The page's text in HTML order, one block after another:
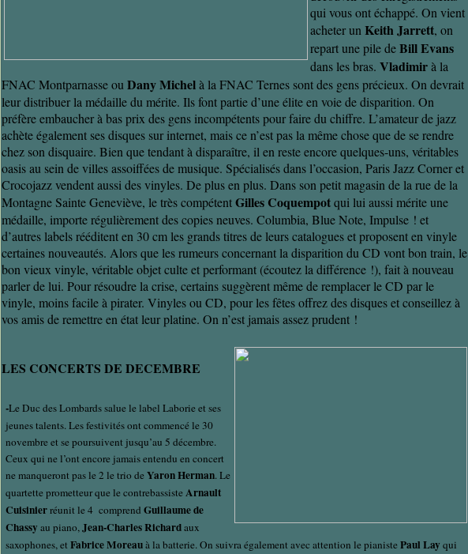
qui vous ont échappé. On vient
acheter unKeith Jarrett, on
repart une pile deBill Evans
dans les bras. Vladimirà la
FNAC Montparnasse ouDany Michelà la FNAC Ternes sont des gens précieux. On devrait
leur distribuer la médaille du mérite. Ils font partie d’une élite en voie de disparition. On
préfère embaucher à bas prix des gens incompétents pour faire du chiffre. L’amateur de jazz
achète également ses disques sur internet, mais ce n’est pas la même chose que de se rendre
chez son disquaire. Bien que tendant à disparaître, il en reste encore quelques-uns, véritables
oasis au sein de villes assoiffées de musique. Spécialisés dans l’occasion, Paris Jazz Corner et
Crocojazz vendent aussi des vinyles. De plus en plus. Dans son petit magasin de la rue de la
Montagne Sainte Geneviève, le très compétentGilles Coquempotqui lui aussi mérite une
médaille, importe régulièrement des copies neuves. Columbia, Blue Note, Impulse ! et
d’autres labels rééditent en 30 cm les grands titres de leurs catalogues et proposent en vinyle
certaines nouveautés. Alors que les rumeurs concernant la disparition du CD vont bon train, le
bon vieux vinyle, véritable objet culte et performant (écoutez la différence !), fait à nouveau
parler de lui. Pour résoudre la crise, certains suggèrent même de remplacer le CD par le
vinyle, moins facile à pirater. Vinyles ou CD, pour les fêtes offrez des disques et conseillez à
vos amis de remettre en état leur platine. On n’est jamais assez prudent !
LES CONCERTS DE DECEMBRE
-Le Duc des Lombards salue le label Laborie et ses
jeunes talents. Les festivités ont commencé le 30
novembre et se poursuivent jusqu’au 5 décembre.
Ceux qui ne l’ont encore jamais entendu en concert
ne manqueront pas le 2 le trio de Yaron Herman. Le
quartette prometteur que le contrebassiste Arnault
Cuisinierréunit le 4 comprend Guillaume de
Chassy au piano,Jean-Charles Richardaux
saxophones, et Fabrice Moreauà la batterie. On suivra également avec attention le pianiste Paul Lay qui